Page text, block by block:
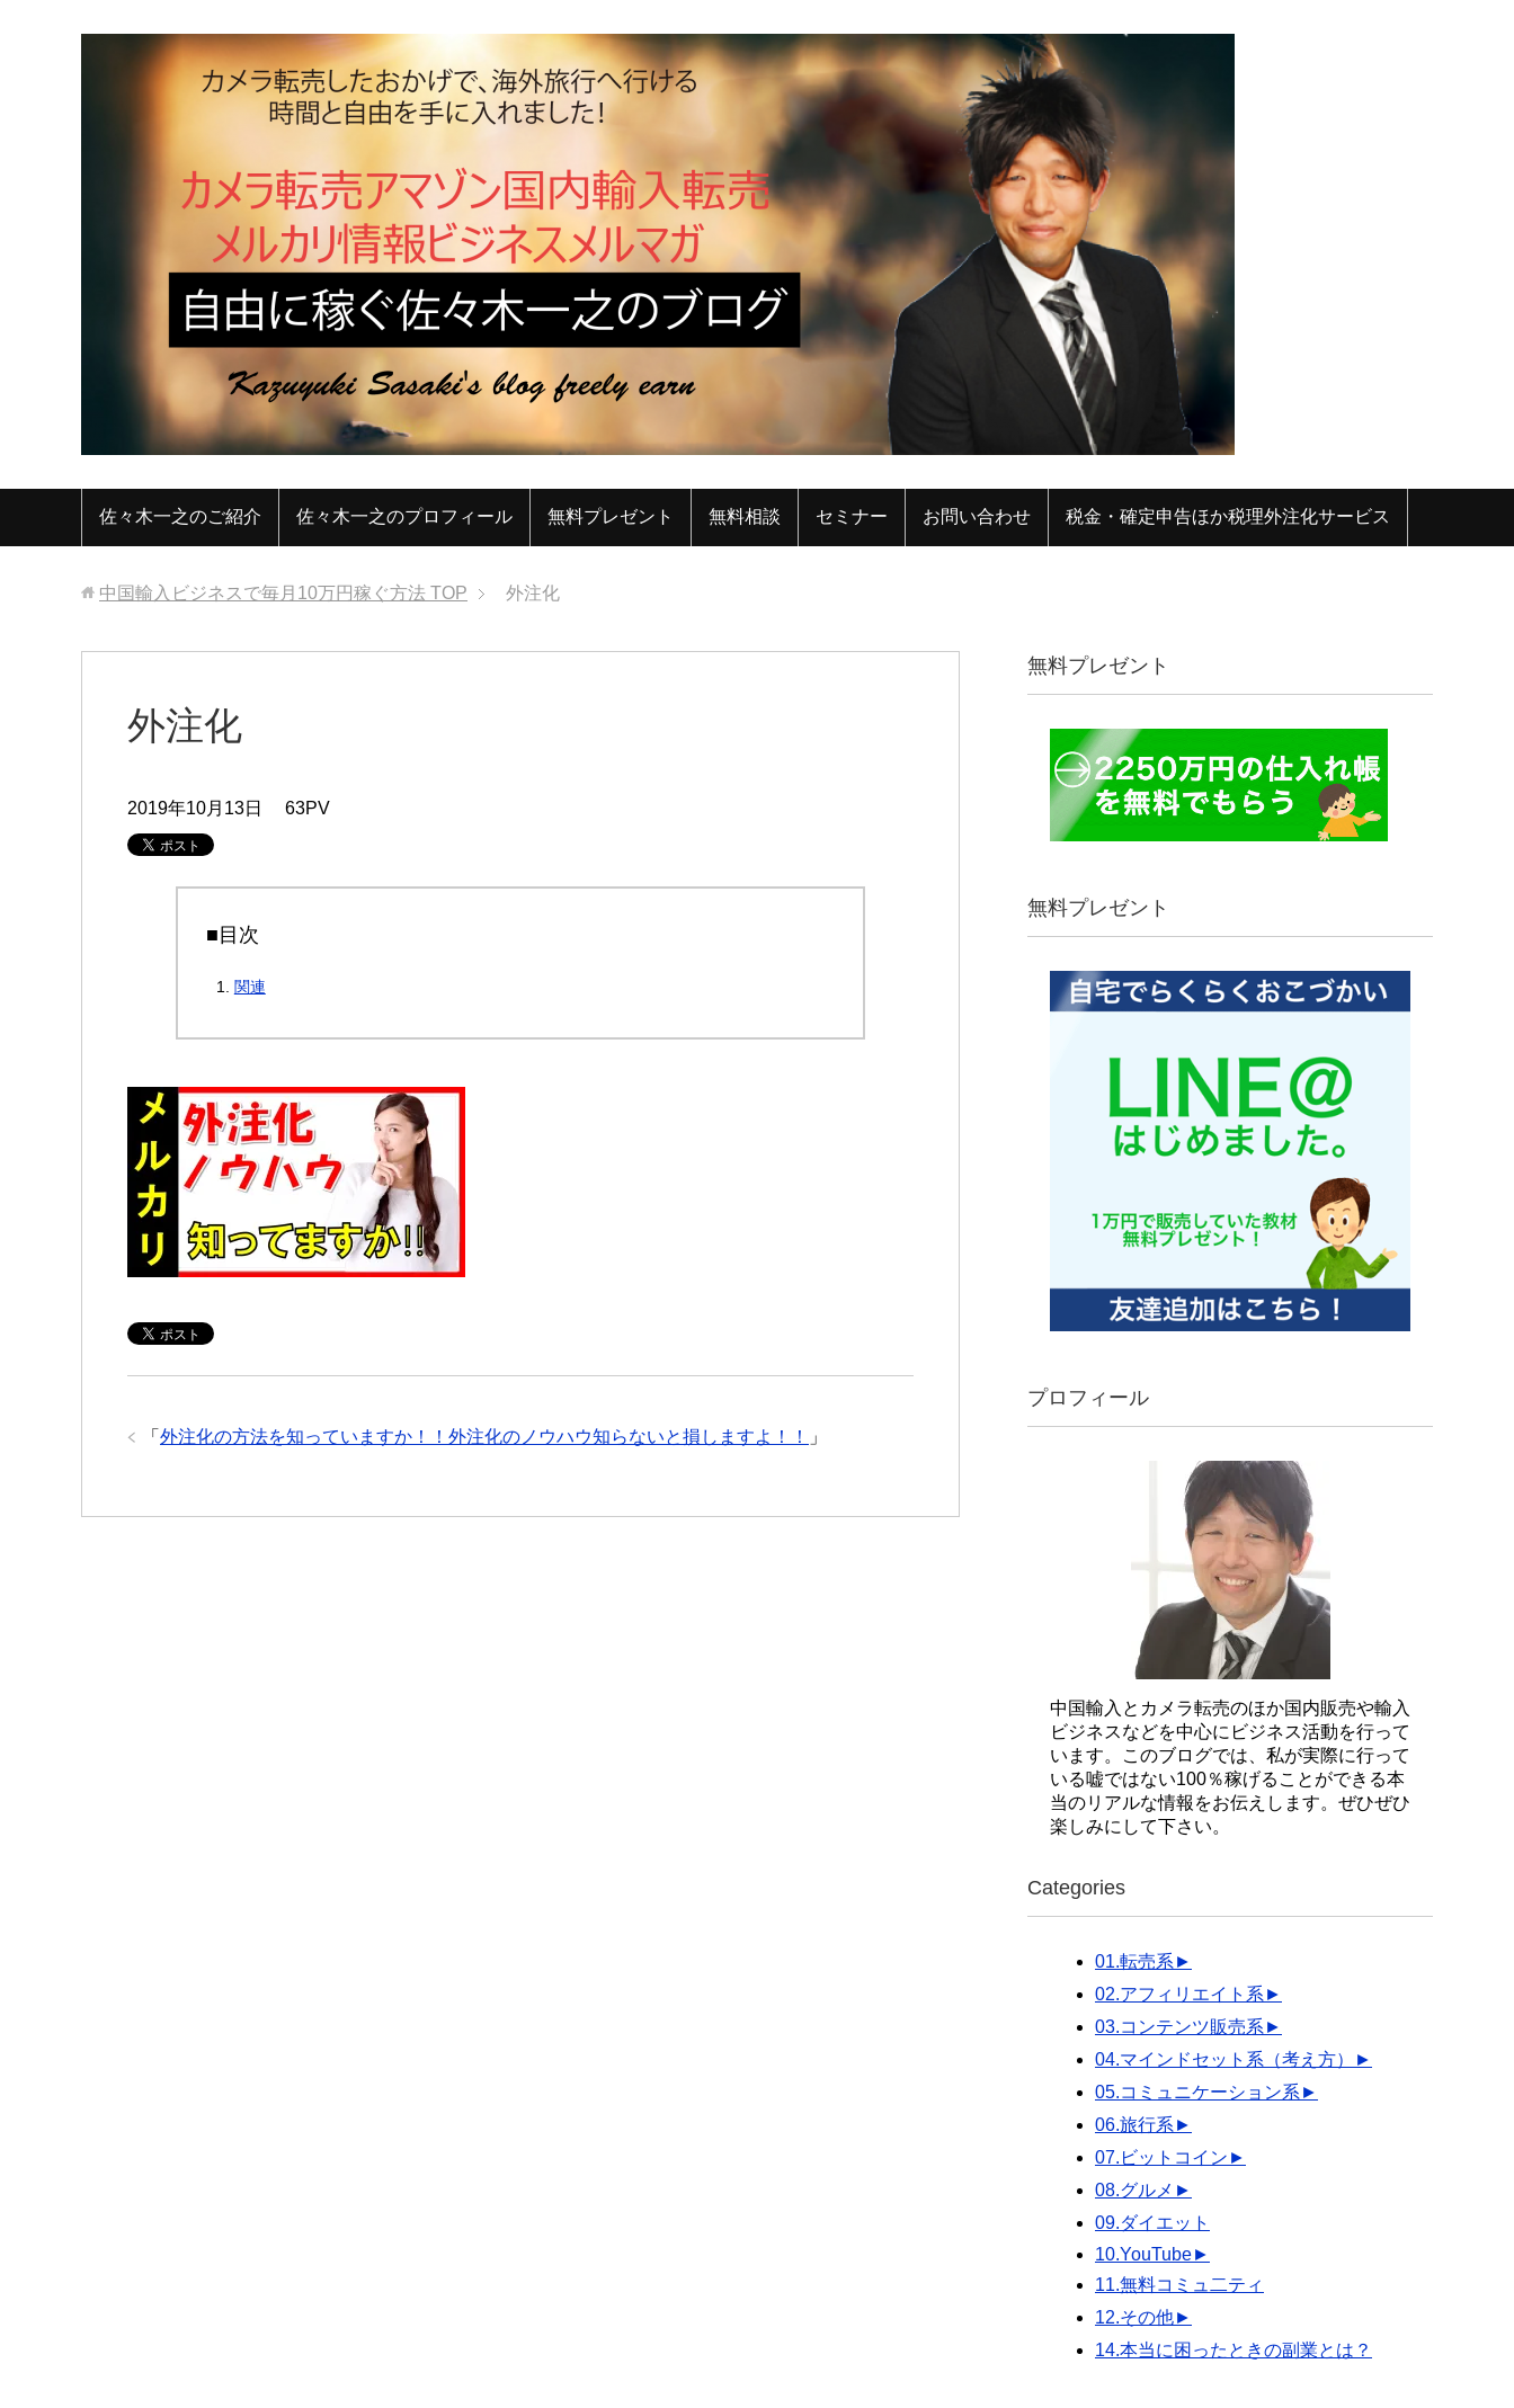
佐々木一之のご紹介 佐々木一之のプロフィール 無料プレゼント 無料相談 セミナー お問い合わせ 税金・確定申告ほか税理外注化サービス
中国輸入ビジネスで毎月10万円稼ぐ方法 TOP 外注化
外注化
2019年10月13日 63PV
■目次
関連
「 外注化の方法を知っていますか！！外注化のノウハウ知らないと損しますよ！！ 」
無料プレゼント
無料プレゼント
プロフィール
中国輸入とカメラ転売のほか国内販売や輸入
ビジネスなどを中心にビジネス活動を行って
います。このブログでは、私が実際に行って
いる嘘ではない100％稼げることができる本
当のリアルな情報をお伝えします。ぜひぜひ
楽しみにして下さい。
Categories
01.転売系 ►
02.アフィリエイト系 ►
03.コンテンツ販売系 ►
04.マインドセット系（考え方）
►
05.コミュニケーション系 ►
06.旅行系 ►
07.ビットコイン ►
08.グルメ ►
09.ダイエット
10.YouTube►
11.無料コミュ二ティ
12.その他►
14.本当に困ったときの副業とは？